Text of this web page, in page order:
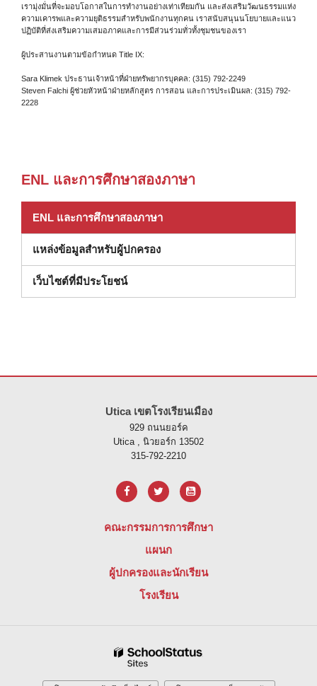
เรามุ่งมั่นที่จะมอบโอกาสในการทำงานอย่างเท่าเทียมกัน และส่งเสริมวัฒนธรรมแห่ง
ความเคารพและความยุติธรรมสำหรับพนักงานทุกคน เราสนับสนุนนโยบายและแนว
ปฏิบัติที่ส่งเสริมความเสมอภาคและการมีส่วนร่วมทั่วทั้งชุมชนของเรา
ผู้ประสานงานตามข้อกำหนด Title IX:
Sara Klimek ประธานเจ้าหน้าที่ฝ่ายทรัพยากรบุคคล: (315) 792-2249
Steven Falchi ผู้ช่วยหัวหน้าฝ่ายหลักสูตร การสอน และการประเมินผล: (315) 792-
2228
ENL และการศึกษาสองภาษา
ENL และการศึกษาสองภาษา
แหล่งข้อมูลสําหรับผู้ปกครอง
เว็บไซต์ที่มีประโยชน์
Utica เขตโรงเรียนเมือง
929 ถนนยอร์ค
Utica , นิวยอร์ก 13502
315-792-2210
คณะกรรมการการศึกษา
แผนก
ผู้ปกครองและนักเรียน
โรงเรียน